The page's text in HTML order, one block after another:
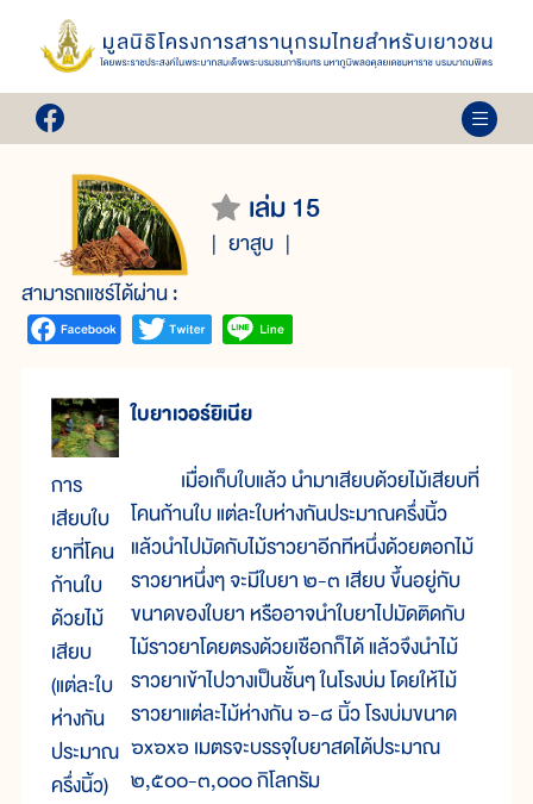
เล่ม 15
ยาสูบ
สามารถแชร์ได้ผ่าน :
การ
เสียบใบ
ยาที่โคน
ก้านใบ
ด้วยไม้
เสียบ
(แต่ละใบ
ห่างกัน
ประมาณ
ครึ่งนิ้ว)
ใบยาเวอร์ยิเนีย
เมื่อเก็บใบแล้ว นำมาเสียบด้วยไม้เสียบที่
โคนก้านใบ แต่ละใบห่างกันประมาณครึ่งนิ้ว
แล้วนำไปมัดกับไม้ราวยาอีกทีหนึ่งด้วยตอกไม้
ราวยาหนึ่งๆ จะมีใบยา ๒-๓ เสียบ ขึ้นอยู่กับ
ขนาดของใบยา หรืออาจนำใบยาไปมัดติดกับ
ไม้ราวยาโดยตรงด้วยเชือกก็ได้ แล้วจึงนำไม้
ราวยาเข้าไปวางเป็นชั้นๆ ในโรงบ่ม โดยให้ไม้
ราวยาแต่ละไม้ห่างกัน ๖-๘ นิ้ว โรงบ่มขนาด
๖x๖x๖ เมตรจะบรรจุใบยาสดได้ประมาณ
๒,๕๐๐-๓,๐๐๐ กิโลกรัม